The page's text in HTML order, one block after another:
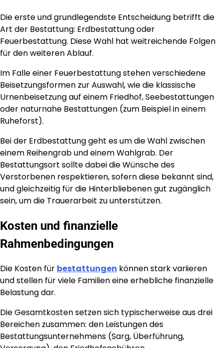
Die erste und grundlegendste Entscheidung betrifft die
Art der Bestattung: Erdbestattung oder
Feuerbestattung. Diese Wahl hat weitreichende Folgen
für den weiteren Ablauf.
Im Falle einer Feuerbestattung stehen verschiedene
Beisetzungsformen zur Auswahl, wie die klassische
Urnenbeisetzung auf einem Friedhof, Seebestattungen
oder naturnahe Bestattungen (zum Beispiel in einem
Ruheforst).
Bei der Erdbestattung geht es um die Wahl zwischen
einem Reihengrab und einem Wahlgrab. Der
Bestattungsort sollte dabei die Wünsche des
Verstorbenen respektieren, sofern diese bekannt sind,
und gleichzeitig für die Hinterbliebenen gut zugänglich
sein, um die Trauerarbeit zu unterstützen.
Kosten und finanzielle
Rahmenbedingungen
Die Kosten für bestattungen können stark variieren
und stellen für viele Familien eine erhebliche finanzielle
Belastung dar.
Die Gesamtkosten setzen sich typischerweise aus drei
Bereichen zusammen: den Leistungen des
Bestattungsunternehmens (Sarg, Überführung,